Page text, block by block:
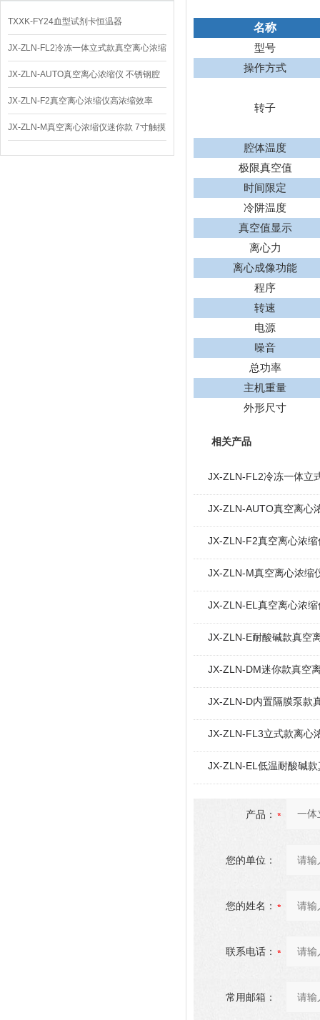
TXXK-FY24血型试剂卡恒温器
JX-ZLN-FL2冷冻一体立式款真空离心浓缩
仪 低温功能
JX-ZLN-AUTO真空离心浓缩仪 不锈钢腔
体
JX-ZLN-F2真空离心浓缩仪高浓缩效率
JX-ZLN-M真空离心浓缩仪迷你款 7寸触摸
屏
名称
型号
操作方式
转子
腔体温度
极限真空值
时间限定
冷阱温度
真空值显示
离心力
离心成像功能
程序
转速
电源
噪音
总功率
主机重量
外形尺寸
相关产品
JX-ZLN-FL2冷冻一体立
JX-ZLN-AUTO真空离心
JX-ZLN-F2真空离心浓
JX-ZLN-M真空离心浓缩
JX-ZLN-EL真空离心浓
JX-ZLN-E耐酸碱款真空
JX-ZLN-DM迷你款真空
JX-ZLN-D内置隔膜泵款
JX-ZLN-FL3立式款离心
JX-ZLN-EL低温耐酸碱
产品：
您的单位：
您的姓名：
联系电话：
常用邮箱：